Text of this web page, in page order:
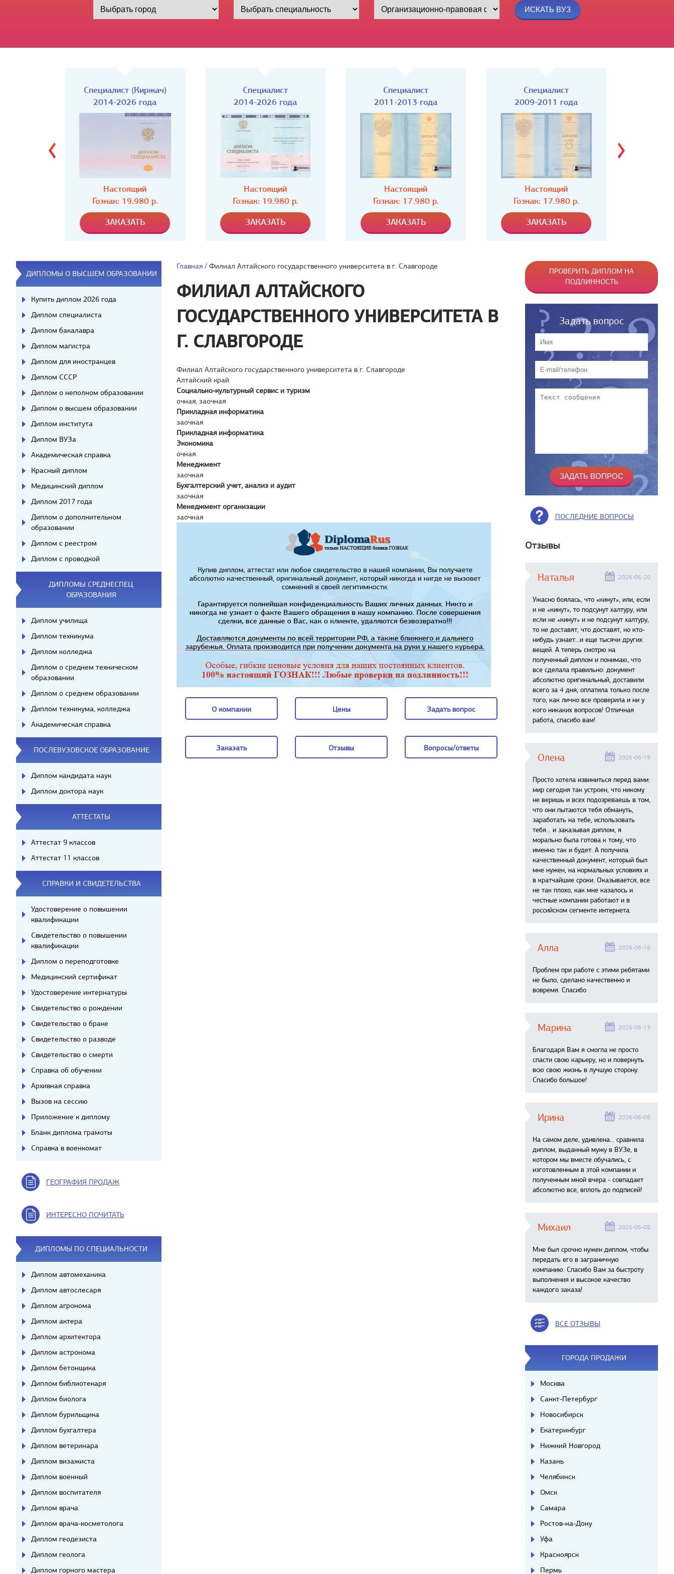
Специалист
2014-2026 года
Настоящий
Гознак: 19.980 р.
Специалист
2011-2013 года
Настоящий
Гознак: 17.980 р.
Специалист
2009-2011 года
Настоящий
Гознак: 17.980 р.
Специалист
2004-2008 года
Настоящий
Гознак: 16.980 р.
Главная / Филиал Алтайского государственного университета в г. Славгороде
ФИЛИАЛ АЛТАЙСКОГО
ГОСУДАРСТВЕННОГО УНИВЕРСИТЕТА В
Г. СЛАВГОРОДЕ
Филиал Алтайского государственного университета в г. Славгороде
Алтайский край
Социально-культурный сервис и туризм
очная, заочная
Прикладная информатика
заочная
Прикладная информатика
Экономика
очная
Менеджмент
заочная
Бухгалтерский учет, анализ и аудит
заочная
Менеджмент организации
заочная
О компании Цены Задать вопрос
Заказать Отзывы Вопросы/ответы
ДИПЛОМЫ О ВЫСШЕМ ОБРАЗОВАНИИ
Купить диплом 2026 года
Диплом специалиста
Диплом бакалавра
Диплом магистра
Диплом для иностранцев
Диплом СССР
Диплом о неполном образовании
Диплом о высшем образовании
Диплом института
Диплом ВУЗа
Академическая справка
Красный диплом
Медицинский диплом
Диплом 2017 года
Диплом о дополнительном
образовании
Диплом с реестром
Диплом с проводкой
ДИПЛОМЫ СРЕДНЕСПЕЦ.
ОБРАЗОВАНИЯ
Диплом училища
Диплом техникума
Диплом колледжа
Диплом о среднем техническом
образовании
Диплом о среднем образовании
Диплом техникума, колледжа
Академическая справка
ПОСЛЕВУЗОВСКОЕ ОБРАЗОВАНИЕ
Диплом кандидата наук
Диплом доктора наук
АТТЕСТАТЫ
Аттестат 9 классов
Аттестат 11 классов
СПРАВКИ И СВИДЕТЕЛЬСТВА
Удостоверение о повышении
квалификации
Свидетельство о повышении
квалификации
Диплом о переподготовке
Медицинский сертификат
Удостоверение интернатуры
Свидетельство о рождении
Свидетельство о браке
Свидетельство о разводе
Свидетельство о смерти
Справка об обучении
Архивная справка
Вызов на сессию
Приложение к диплому
Бланк диплома грамоты
Справка в военкомат
ГЕОГРАФИЯ ПРОДАЖ
ИНТЕРЕСНО ПОЧИТАТЬ
ДИПЛОМЫ ПО СПЕЦИАЛЬНОСТИ
Диплом автомеханика
Диплом автослесаря
Диплом агронома
Диплом актера
Диплом архитектора
Диплом астронома
Диплом бетонщика
Диплом библиотекаря
Диплом биолога
Диплом бурильщика
Диплом бухгалтера
Диплом ветеринара
Диплом визажиста
Диплом военный
Диплом воспитателя
Диплом врача
Диплом врача-косметолога
Диплом геодезиста
Диплом геолога
Диплом горного мастера
ПРОВЕРИТЬ ДИПЛОМ НА
ПОДЛИННОСТЬ
Задать вопрос
ПОСЛЕДНИЕ ВОПРОСЫ
Отзывы
Наталья 2026-06-20
Ужасно боялась, что «кинут», или, если
и не «кинут», то подсунут халтуру, или
если не «кинут» и не подсунут халтуру,
то не доставят, что доставят, но кто-
нибудь узнает...и еще тысячи других
вещей. А теперь смотрю на
полученный диплом и понимаю, что
все сделала правильно: документ
абсолютно оригинальный, доставили
всего за 4 дня, оплатила только после
того, как лично все проверила и ни у
кого никаких вопросов! Отличная
работа, спасибо вам!
Олена 2026-06-19
Просто хотела извиниться перед вами:
мир сегодня так устроен, что никому
не веришь и всех подозреваешь в том,
что они пытаются тебя обмануть,
заработать на тебе, использовать
тебя... и заказывая диплом, я
морально была готова к тому, что
именно так и будет. А получила
качественный документ, который был
мне нужен, на нормальных условиях и
в кратчайшие сроки. Оказывается, все
не так плохо, как мне казалось и
честные компании работают и в
российском сегменте интернета.
Алла 2026-06-16
Проблем при работе с этими ребятами
не было, сделано качественно и
вовремя. Спасибо
Марина 2026-06-13
Благодаря Вам я смогла не просто
спасти свою карьеру, но и повернуть
всю свою жизнь в лучшую сторону.
Спасибо большое!
Ирина 2026-06-08
На самом деле, удивлена… сравнила
диплом, выданный мужу в ВУЗе, в
котором мы вместе обучались, с
изготовленным в этой компании и
полученным мной вчера - совпадает
абсолютно все, вплоть до подписей!
Михаил 2026-06-08
Мне был срочно нужен диплом, чтобы
передать его в заграничную
компанию. Спасибо Вам за быстроту
выполнения и высокое качество
каждого заказа!
ВСЕ ОТЗЫВЫ
ГОРОДА ПРОДАЖИ
Москва
Санкт-Петербург
Новосибирск
Екатеринбург
Нижний Новгород
Казань
Челябинск
Омск
Самара
Ростов-на-Дону
Уфа
Красноярск
Пермь